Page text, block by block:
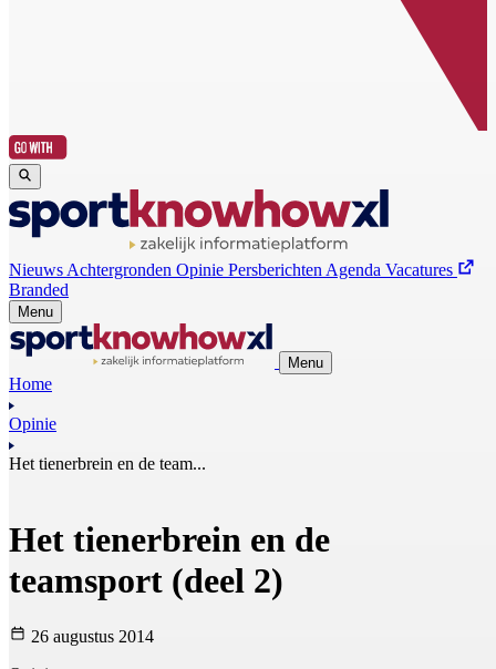
Nieuws Achtergronden Opinie Persberichten Agenda Vacatures
Branded
Menu
Menu
Home
Opinie
Het tienerbrein en de team...
Het tienerbrein en de
teamsport (deel 2)
26 augustus 2014